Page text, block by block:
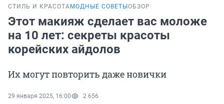
СТИЛЬ И КРАСОТА МОДНЫЕ СОВЕТЫ ОБЗОР
Этот макияж сделает вас моложе
на 10 лет: секреты красоты
корейских айдолов
Их могут повторить даже новички
29 января 2025, 16:00 2 656